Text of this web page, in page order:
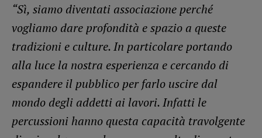
“Sì, siamo diventati associazione perché
vogliamo dare profondità e spazio a queste
tradizioni e culture. In particolare portando
alla luce la nostra esperienza e cercando di
espandere il pubblico per farlo uscire dal
mondo degli addetti ai lavori. Infatti le
percussioni hanno questa capacità travolgente